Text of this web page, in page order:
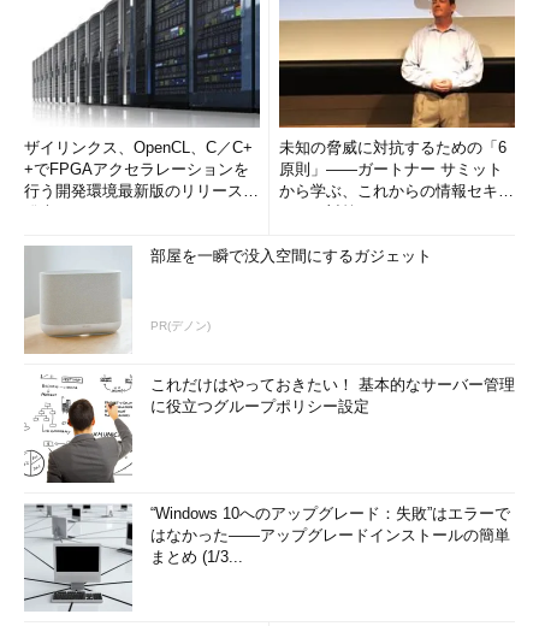
ザイリンクス、OpenCL、C／C+
+でFPGAアクセラレーションを
行う開発環境最新版のリリースを
未知の脅威に対抗するための「6
原則」――ガートナー サミット
から学ぶ、これからの情報セキュ
部屋を一瞬で没入空間にするガジェット
PR(デノン)
これだけはやっておきたい！ 基本的なサーバー管理
に役立つグループポリシー設定
“Windows 10へのアップグレード：失敗”はエラーで
はなかった――アップグレードインストールの簡単
まとめ (1/3...